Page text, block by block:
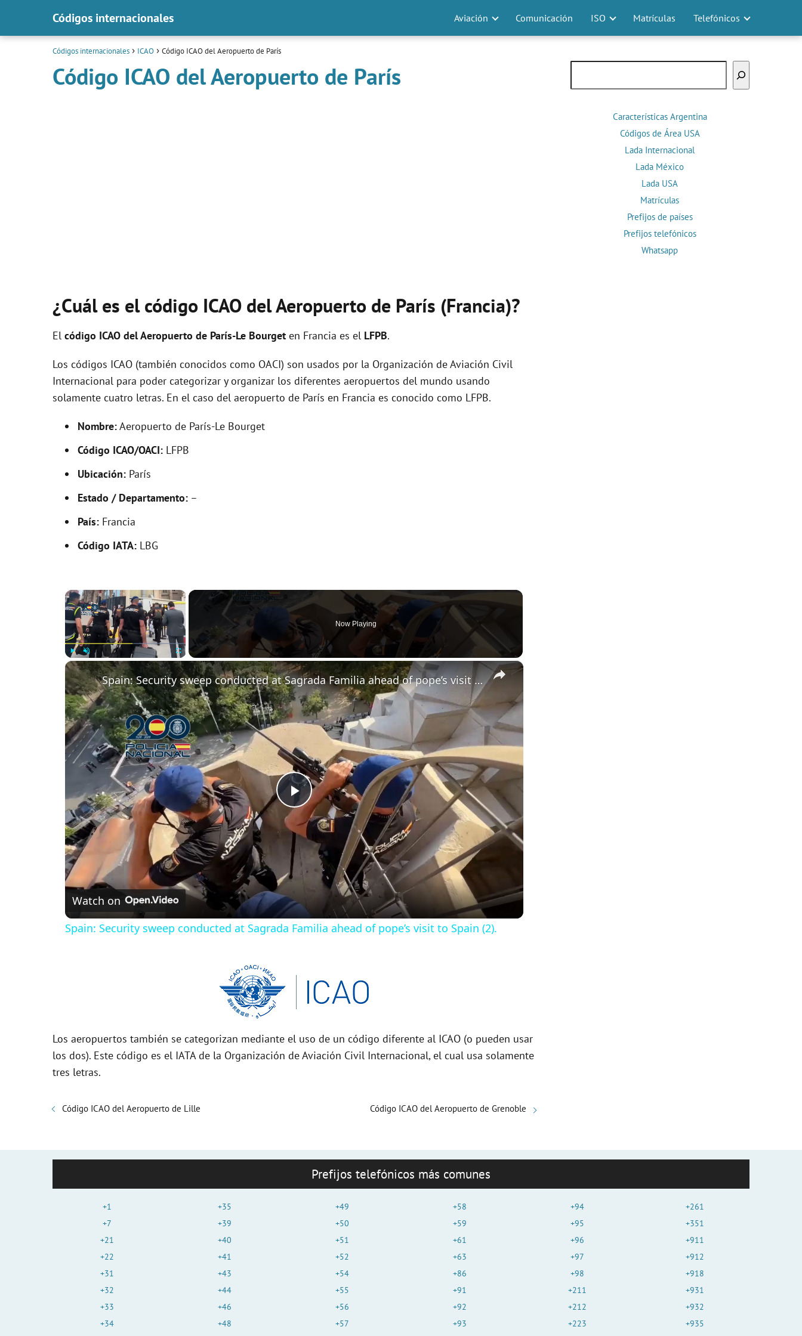
Códigos internacionales Aviación Comunicación ISO Matrículas Telefónicos
Códigos internacionales ICAO Código ICAO del Aeropuerto de París
Código ICAO del Aeropuerto de París
¿Cuál es el código ICAO del Aeropuerto de París (Francia)?
El código ICAO delAeropuerto de París-Le Bourget en Francia es el LFPB.
Los códigos ICAO (también conocidos como OACI) son usados por la Organización de Aviación Civil
Internacional para poder categorizar y organizar los diferentes aeropuertos del mundo usando
solamente cuatro letras. En el caso del aeropuerto de París en Francia es conocido como LFPB.
Nombre:Aeropuerto de París-Le Bourget
Código ICAO/OACI: LFPB
Ubicación: París
Estado / Departamento: –
País: Francia
Código IATA: LBG
×
Play Unmute Fullscreen
Now Playing
×
P
l
a
y
e
Spain: Security sweep conducted at Sagrada Familia ahead of pope’s visit to Spain (2).
Watch on
Spain: Security sweep conducted at Sagrada Familia ahead of pope’s visit to Spain (2).
Los aeropuertos también se categorizan mediante el uso de un código diferente al ICAO (o pueden usar
los dos). Este código es el IATA de la Organización de Aviación Civil Internacional, el cual usa solamente
tres letras.
Código ICAO del Aeropuerto de Lille Código ICAO del Aeropuerto de Grenoble
Características Argentina
Códigos de Área USA
Lada Internacional
Lada México
Lada USA
Matrículas
Prefijos de países
Prefijos telefónicos
Whatsapp
Prefijos telefónicos más comunes
+1
+7
+21
+22
+31
+32
+33
+34
+35
+39
+40
+41
+43
+44
+46
+48
+49
+50
+51
+52
+54
+55
+56
+57
+58
+59
+61
+63
+86
+91
+92
+93
+94
+95
+96
+97
+98
+211
+212
+223
+261
+351
+911
+912
+918
+931
+932
+935